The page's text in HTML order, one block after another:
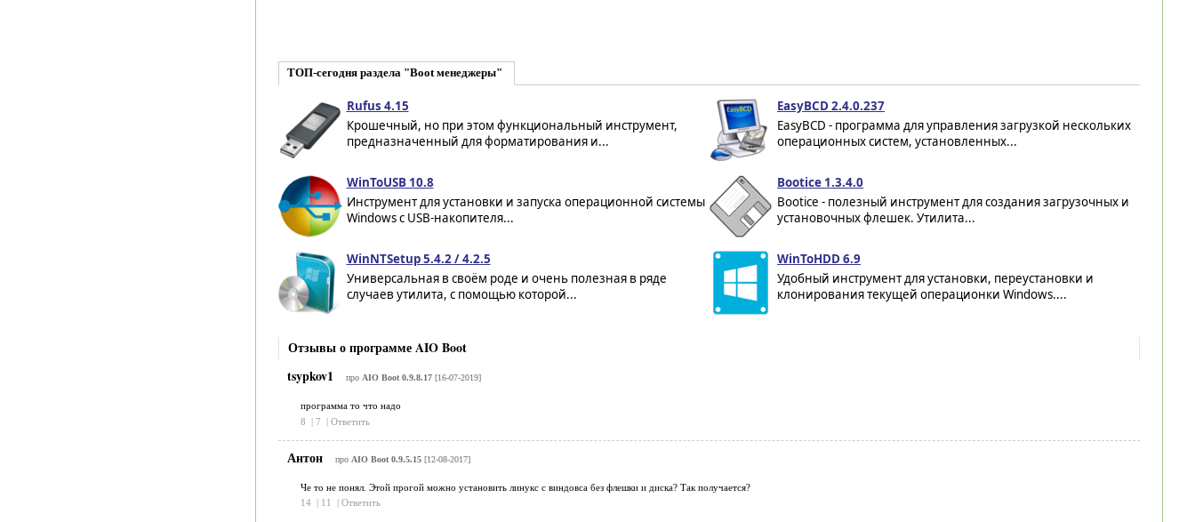
ТОП-сегодня раздела "Boot менеджеры"
Rufus 4.15
Крошечный, но при этом функциональный инструмент,
предназначенный для форматирования и...
EasyBCD 2.4.0.237
EasyBCD - программа для управления загрузкой нескольких
операционных систем, установленных...
WinToUSB 10.8
Инструмент для установки и запуска операционной системы
Windows с USB-накопителя...
Bootice 1.3.4.0
Bootice - полезный инструмент для создания загрузочных и
установочных флешек. Утилита...
WinNTSetup 5.4.2 / 4.2.5
Универсальная в своём роде и очень полезная в ряде
случаев утилита, с помощью которой...
WinToHDD 6.9
Удобный инструмент для установки, переустановки и
клонирования текущей операционки Windows....
Отзывы о программе AIO Boot
tsypkov1
про AIO Boot 0.9.8.17[16-07-2019]
программа то что надо
8
| 7 | Ответить
Антон про AIO Boot 0.9.5.15[12-08-2017]
Че то не понял. Этой прогой можно установить линукс с виндовса без флешки и диска? Так получается?
14 | 11 | Ответить